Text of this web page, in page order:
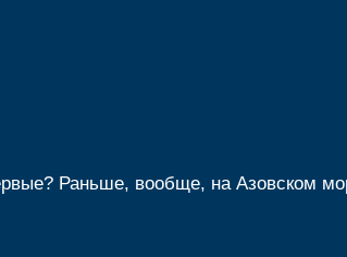
Раньше, вообще, на Азовском